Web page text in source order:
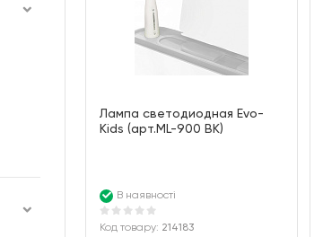
Лампа светодиодная Evo-
Kids (арт.ML-900 BK)
В наявності
Код товару: 214183